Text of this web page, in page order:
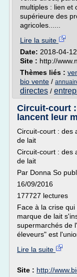
multiples : lien et
supérieure des
agricoles......
Lire la suite
Date: 2018-04-
Site : http://
Thèmes liés :
bio vente /
directes /
Circuit-court
lancent leur
Circuit-court : des
de lait
Circuit-court : des
de lait
Par Donna So
16/09/2016
177727 lectures
Face à la crise
marque de lait
supermarchés de
éleveurs" est
Lire la suite
Site : http://